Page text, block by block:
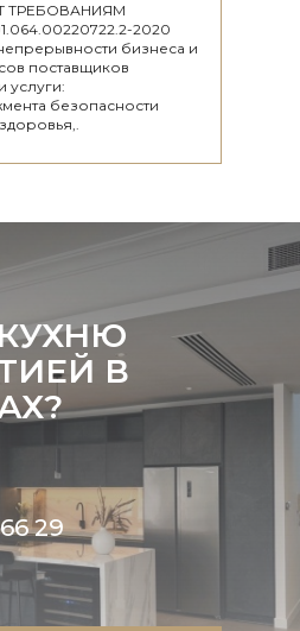
ТРЕБОВАНИЯМ
2020
бизнеса и
поставщиков
услуги:
безопасности
В
29